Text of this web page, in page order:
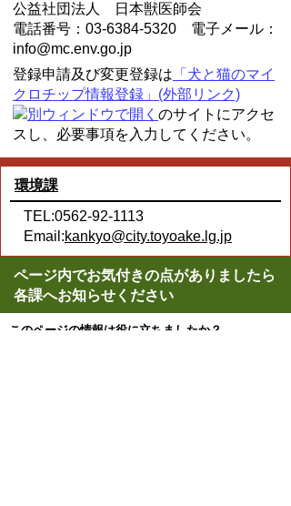
公益社団法人 日本獣医師会
電話番号：03-6384-5320 電子メール：
info@mc.env.go.jp
登録申請及び変更登録は 「犬と猫のマイ
クロチップ情報登録」(外部リンク)
のサイトにアクセ
スし、必要事項を入力してください。
環境課
TEL:0562-92-1113
Email:kankyo@city.toyoake.lg.jp
ページ内でお気付きの点がありましたら
各課へお知らせください
このページの情報は役に立ちましたか？